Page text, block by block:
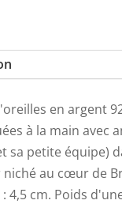
en argent
à la main avec
sa petite équipe)
au cœur de
4,5 cm. Poids